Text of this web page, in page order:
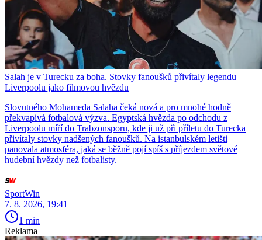
Salah je v Turecku za boha. Stovky fanoušků přivítaly legendu
Liverpoolu jako filmovou hvězdu
Slovutného Mohameda Salaha čeká nová a pro mnohé hodně
překvapivá fotbalová výzva. Egyptská hvězda po odchodu z
Liverpoolu míří do Trabzonsporu, kde ji už při příletu do Turecka
přivítaly stovky nadšených fanoušků. Na istanbulském letišti
panovala atmosféra, jaká se běžně pojí spíš s příjezdem světové
hudební hvězdy než fotbalisty.
SportWin
7. 8. 2026, 19:41
1 min
Reklama